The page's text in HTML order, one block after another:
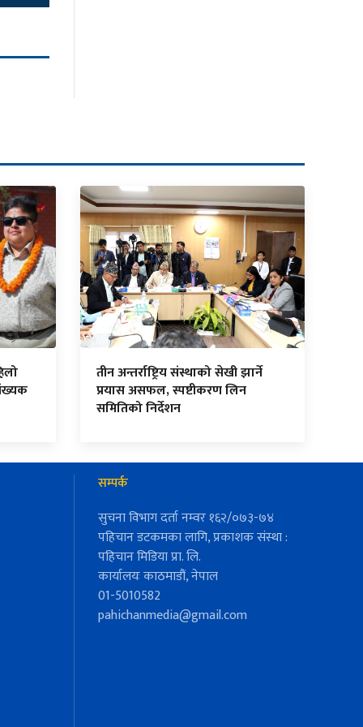
तीन अन्तर्राष्ट्रिय संस्थाको सेखी झार्ने
प्रयास असफल, स्पष्टीकरण लिन
समितिको निर्देशन
सम्पर्क
सुचना विभाग दर्ता नम्वर १६२/०७३-७४
पहिचान डटकमका लागि, प्रकाशक संस्था :
पहिचान मिडिया प्रा. लि.
कार्यालयः काठमाडौं, नेपाल
01-5010582
pahichanmedia@gmail.com